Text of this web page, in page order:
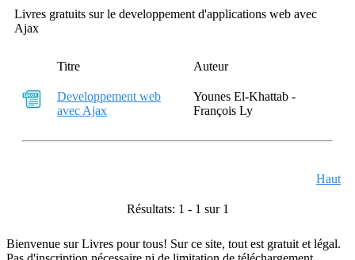
Livres gratuits sur le developpement d'applications web avec
Ajax
Titre Auteur
Developpement web
avec Ajax
Younes El-Khattab -
François Ly
Haut
Résultats: 1 - 1 sur 1
Bienvenue sur Livres pour tous! Sur ce site, tout est gratuit et légal.